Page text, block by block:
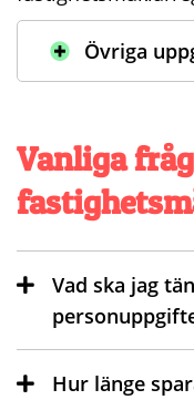
Övriga
Vanliga
Vad ska jag
Hur länge